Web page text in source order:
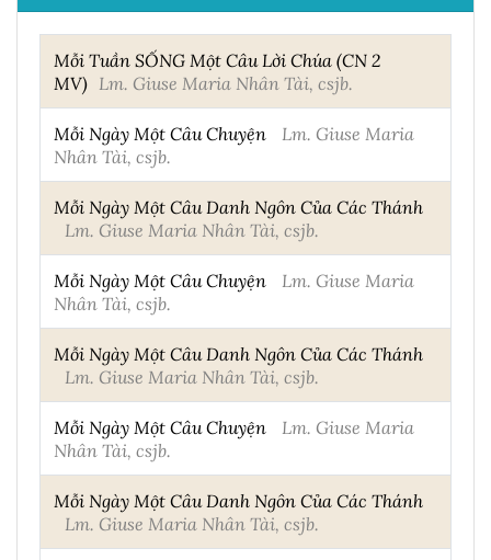
Mỗi Tuần SỐNG Một Câu Lời Chúa (CN 2
MV) Lm. Giuse Maria Nhân Tài, csjb.
Mỗi Ngày Một Câu Chuyện
Lm. Giuse Maria
Nhân Tài, csjb.
Mỗi Ngày Một Câu Danh Ngôn Của Các Thánh
Lm. Giuse Maria Nhân Tài, csjb.
Mỗi Ngày Một Câu Chuyện
Lm. Giuse Maria
Nhân Tài, csjb.
Mỗi Ngày Một Câu Danh Ngôn Của Các Thánh
Lm. Giuse Maria Nhân Tài, csjb.
Mỗi Ngày Một Câu Chuyện
Lm. Giuse Maria
Nhân Tài, csjb.
Mỗi Ngày Một Câu Danh Ngôn Của Các Thánh
Lm. Giuse Maria Nhân Tài, csjb.